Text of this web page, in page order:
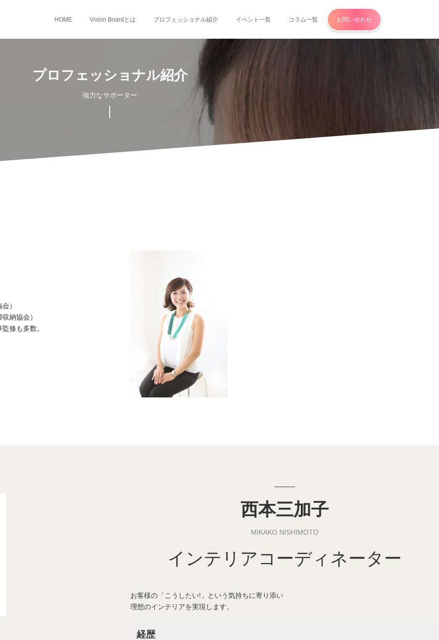
HOME Vision Boardとは プロフェッショナル紹介 イベント一覧 コラム一覧 お問い合わせ
プロフェッショナル紹介
強力なサポーター
）
納協会）
修も多数。
西本三加子
MIKAKO NISHIMOTO
インテリアコーディネーター
お客様の「こうしたい!」という気持ちに寄り添い
理想のインテリアを実現します。
経歴